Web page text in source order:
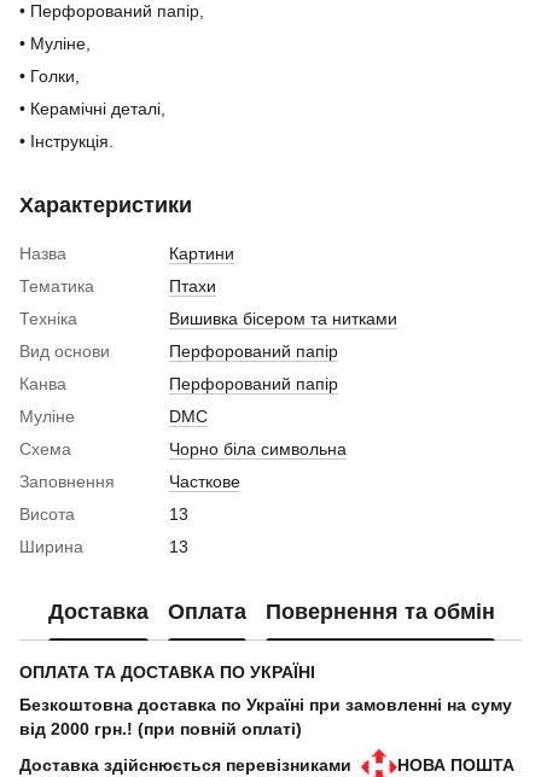
• Перфорований папір,
• Муліне,
• Голки,
• Керамічні деталі,
• Інструкція.
Характеристики
Назва
Картини
Тематика
Птахи
Техніка
Вишивка бісером та нитками
Вид основи
Перфорований папір
Канва
Перфорований папір
Муліне
DMC
Схема
Чорно біла символьна
Заповнення
Часткове
Висота
13
Ширина
13
Доставка Оплата Повернення та обмін
ОПЛАТА ТА ДОСТАВКА ПО УКРАЇНІ
Безкоштовна доставка по Україні при замовленні на суму
від 2000 грн.! (при повній оплаті)
Доставка здійснюється перевізниками
НОВА ПОШТА